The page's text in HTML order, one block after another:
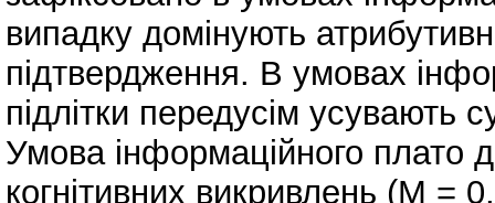
випадку домінують
підтвердження. В умовах
підлітки передусім усувають
Умова інформаційного плато
когнітивних викривлень (M =